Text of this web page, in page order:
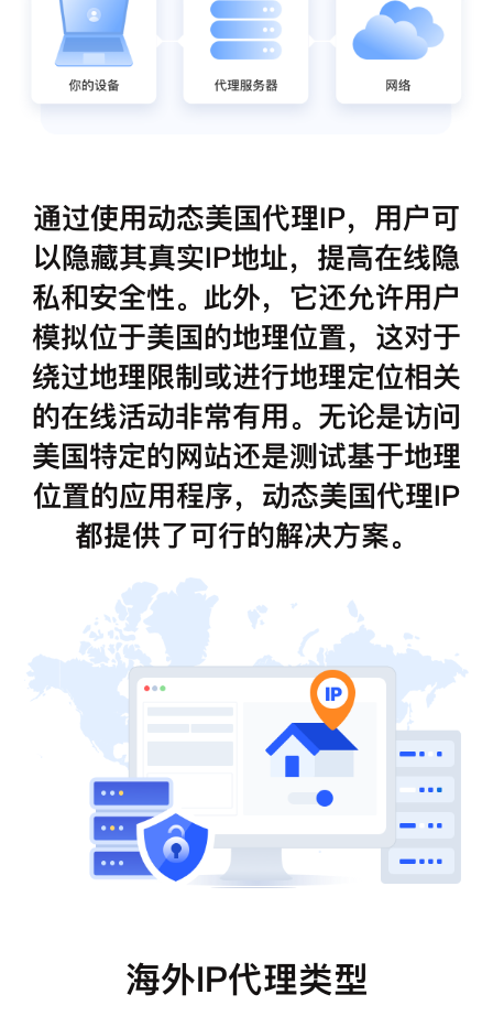
通过使用动态美国代理IP，用户可
以隐藏其真实IP地址，提高在线隐
私和安全性。此外，它还允许用户
模拟位于美国的地理位置，这对于
绕过地理限制或进行地理定位相关
的在线活动非常有用。无论是访问
美国特定的网站还是测试基于地理
位置的应用程序，动态美国代理IP
都提供了可行的解决方案。
海外IP代理类型